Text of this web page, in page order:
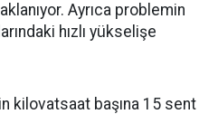
Ayrıca problemin
hızlı yükselişe
kilovatsaat başına 15 sent